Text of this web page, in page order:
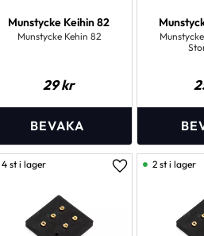
Munstycke Keihin 82
Munstycke Kehin 82
29kr
Lägg till i
4 st i lager 2 st i lager